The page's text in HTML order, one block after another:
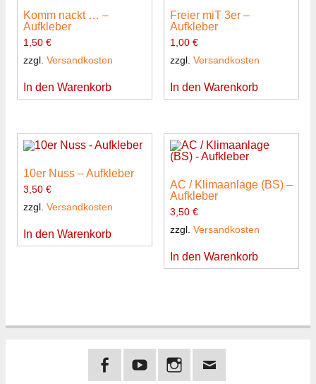
Komm nackt … –
Aufkleber
1,50 €
zzgl. Versandkosten
In den Warenkorb
Freier miT 3er –
Aufkleber
1,00 €
zzgl. Versandkosten
In den Warenkorb
10er Nuss – Aufkleber
3,50 €
zzgl. Versandkosten
In den Warenkorb
AC / Klimaanlage (BS) –
Aufkleber
3,50 €
zzgl. Versandkosten
In den Warenkorb